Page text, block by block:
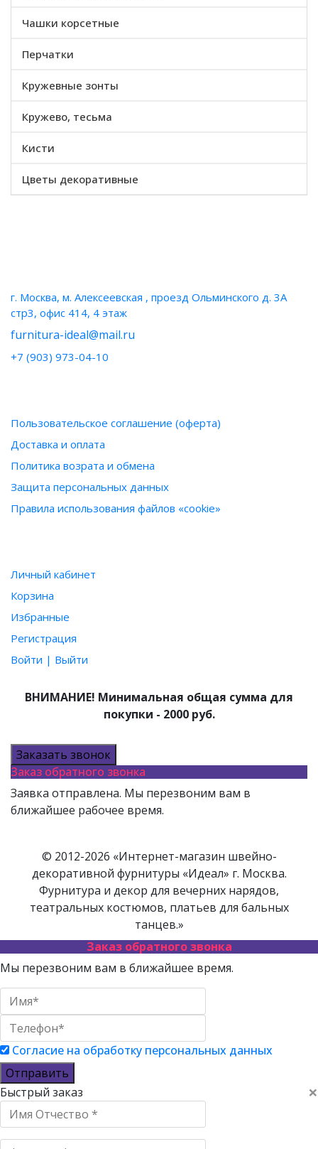
Чашки корсетные
Перчатки
Кружевные зонты
Кружево, тесьма
Кисти
Цветы декоративные
г. Москва, м. Алексеевская , проезд Ольминского д. 3А
стр3, офис 414, 4 этаж
furnitura-ideal@mail.ru
+7 (903) 973-04-10
Пользовательское соглашение (оферта)
Доставка и оплата
Политика возрата и обмена
Защита персональных данных
Правила использования файлов «cookie»
Личный кабинет
Корзина
Избранные
Регистрация
Войти | Выйти
ВНИМАНИЕ! Минимальная общая сумма для
покупки - 2000 руб.
Заказать звонок
Заказ обратного звонка
Заявка отправлена. Мы перезвоним вам в
ближайшее рабочее время.
© 2012-2026 «Интернет-магазин швейно-
декоративной фурнитуры «Идеал» г. Москва.
Фурнитура и декор для вечерних нарядов,
театральных костюмов, платьев для бальных
танцев.»
Заказ обратного звонка
Мы перезвоним вам в ближайшее время.
Согласие на обработку персональных данных
Отправить
×
Быстрый заказ